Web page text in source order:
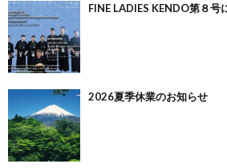
FINE LADIES KENDO第８号
2026夏季休業のお知らせ